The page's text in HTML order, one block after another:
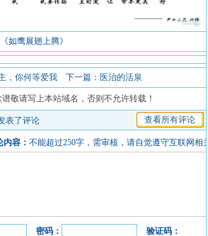
如鹰展翅上腾》
，你何等爱我下一篇： 医治的活泉
敬请写上本站域名，否则不允许转载！
表了评论 查看所有评论
内容：不能超过250字，需审核，请自觉遵守互联网相
密码： 验证码：